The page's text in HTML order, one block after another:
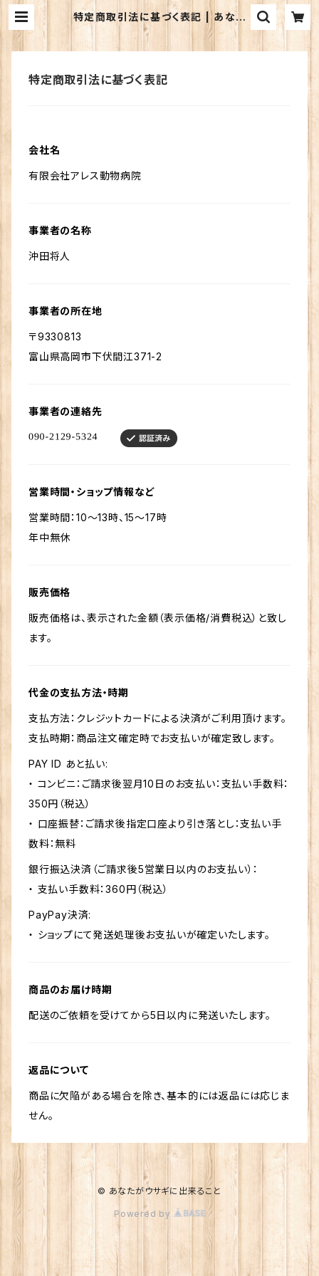
特定商取引法に基づく表記 | あなた
がウサギに出来ること
特定商取引法に基づく表記
会社名
有限会社アレス動物病院
事業者の名称
沖田将人
事業者の所在地
〒9330813
富山県高岡市下伏間江371-2
事業者の連絡先
営業時間・ショップ情報など
営業時間：10～13時、15～17時
年中無休
販売価格
販売価格は、表示された金額（表示価格/消費税込）と致し
ます。
代金の支払方法・時期
支払方法：クレジットカードによる決済がご利用頂けます。
支払時期：商品注文確定時でお支払いが確定致します。
PAY ID あと払い:
・ コンビニ：ご請求後翌月10日のお支払い：支払い手数料：
350円（税込）
・ 口座振替：ご請求後指定口座より引き落とし：支払い手
数料：無料
銀行振込決済（ご請求後5営業日以内のお支払い）：
・ 支払い手数料：360円（税込）
PayPay決済:
・ ショップにて発送処理後お支払いが確定いたします。
商品のお届け時期
配送のご依頼を受けてから5日以内に発送いたします。
返品について
商品に欠陥がある場合を除き、基本的には返品には応じま
せん。
© あなたがウサギに出来ること
Powered by